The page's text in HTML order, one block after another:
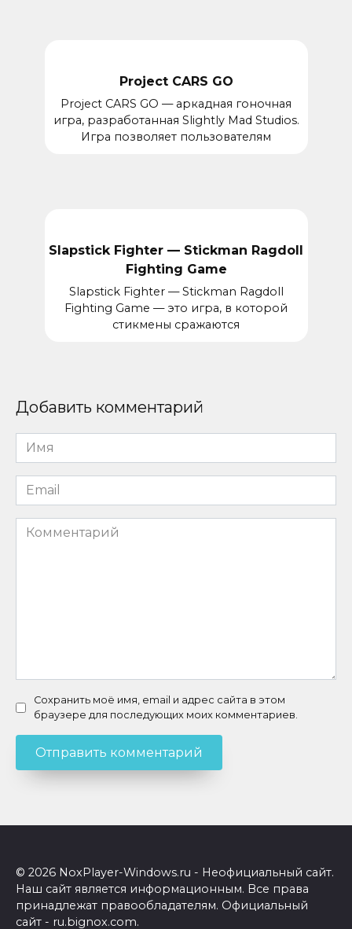
Project CARS GO
Project CARS GO — аркадная гоночная
игра, разработанная Slightly Mad Studios.
Игра позволяет пользователям
Slapstick Fighter — Stickman Ragdoll
Fighting Game
Slapstick Fighter — Stickman Ragdoll
Fighting Game — это игра, в которой
стикмены сражаются
Добавить комментарий
Имя
*
Email
*
Комментарий
Сохранить моё имя, email и адрес сайта в этом
браузере для последующих моих комментариев.
© 2026 NoxPlayer-Windows.ru - Неофициальный сайт.
Наш сайт является информационным. Все права
принадлежат правообладателям. Официальный
сайт - ru.bignox.com.